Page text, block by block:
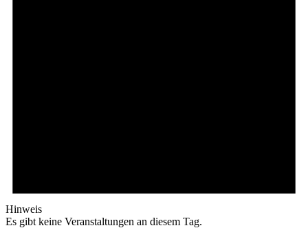
Hinweis
Es gibt keine Veranstaltungen an diesem Tag.